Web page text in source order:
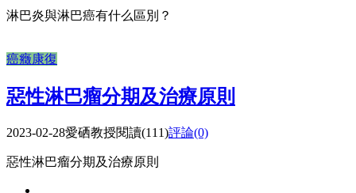
淋巴炎與淋巴癌有什么區別？
癌癥康復
惡性淋巴瘤分期及治療原則
2023-02-28愛硒教授閱讀(111)評論(0)
惡性淋巴瘤分期及治療原則